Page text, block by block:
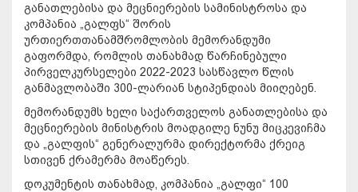
განათლებისა და მეცნიერების სამინისტროსა და
კომპანია „გალფს“ შორის
ურთიერთთანამშრომლობის მემორანდუმი
გაფორმდა, რომლის თანახმად წარჩინებული
პირველკურსელები 2022-2023 სასწავლო წლის
განმავლობაში 300-ლარიან სტიპენდიას მიიღებენ.
მემორანდუმს ხელი საქართველოს განათლებისა და
მეცნიერების მინისტრის მოადგილე ნუნუ მიცკევიჩმა
და „გალფის“ გენერალურმა დირექტორმა ქრეიგ
სთივენ ქრამერმა მოაწერეს.
დოკუმენტის თანახმად, კომპანია „გალფი“ 100